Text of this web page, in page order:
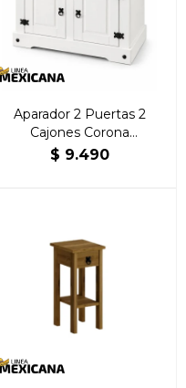
Aparador 2 Puertas 2
Cajones Corona
Blanca/Caramelo | Brillante
$ 9.490